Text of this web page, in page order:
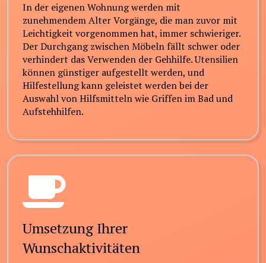
In der eigenen Wohnung werden mit
zunehmendem Alter Vorgänge, die man zuvor mit
Leichtigkeit vorgenommen hat, immer schwieriger.
Der Durchgang zwischen Möbeln fällt schwer oder
verhindert das Verwenden der Gehhilfe. Utensilien
können günstiger aufgestellt werden, und
Hilfestellung kann geleistet werden bei der
Auswahl von Hilfsmitteln wie Griffen im Bad und
Aufstehhilfen.
Umsetzung Ihrer
Wunschaktivitäten